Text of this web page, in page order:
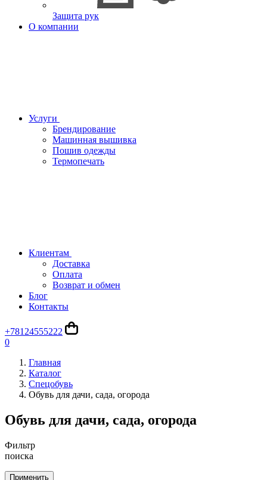
Защита рук
О компании
Услуги
Брендирование
Машинная вышивка
Пошив одежды
Термопечать
Клиентам
Доставка
Оплата
Возврат и обмен
Блог
Контакты
+78124555222
0
Главная
Каталог
Спецобувь
Обувь для дачи, сада, огорода
Обувь для дачи, сада, огорода
Фильтр
поиска